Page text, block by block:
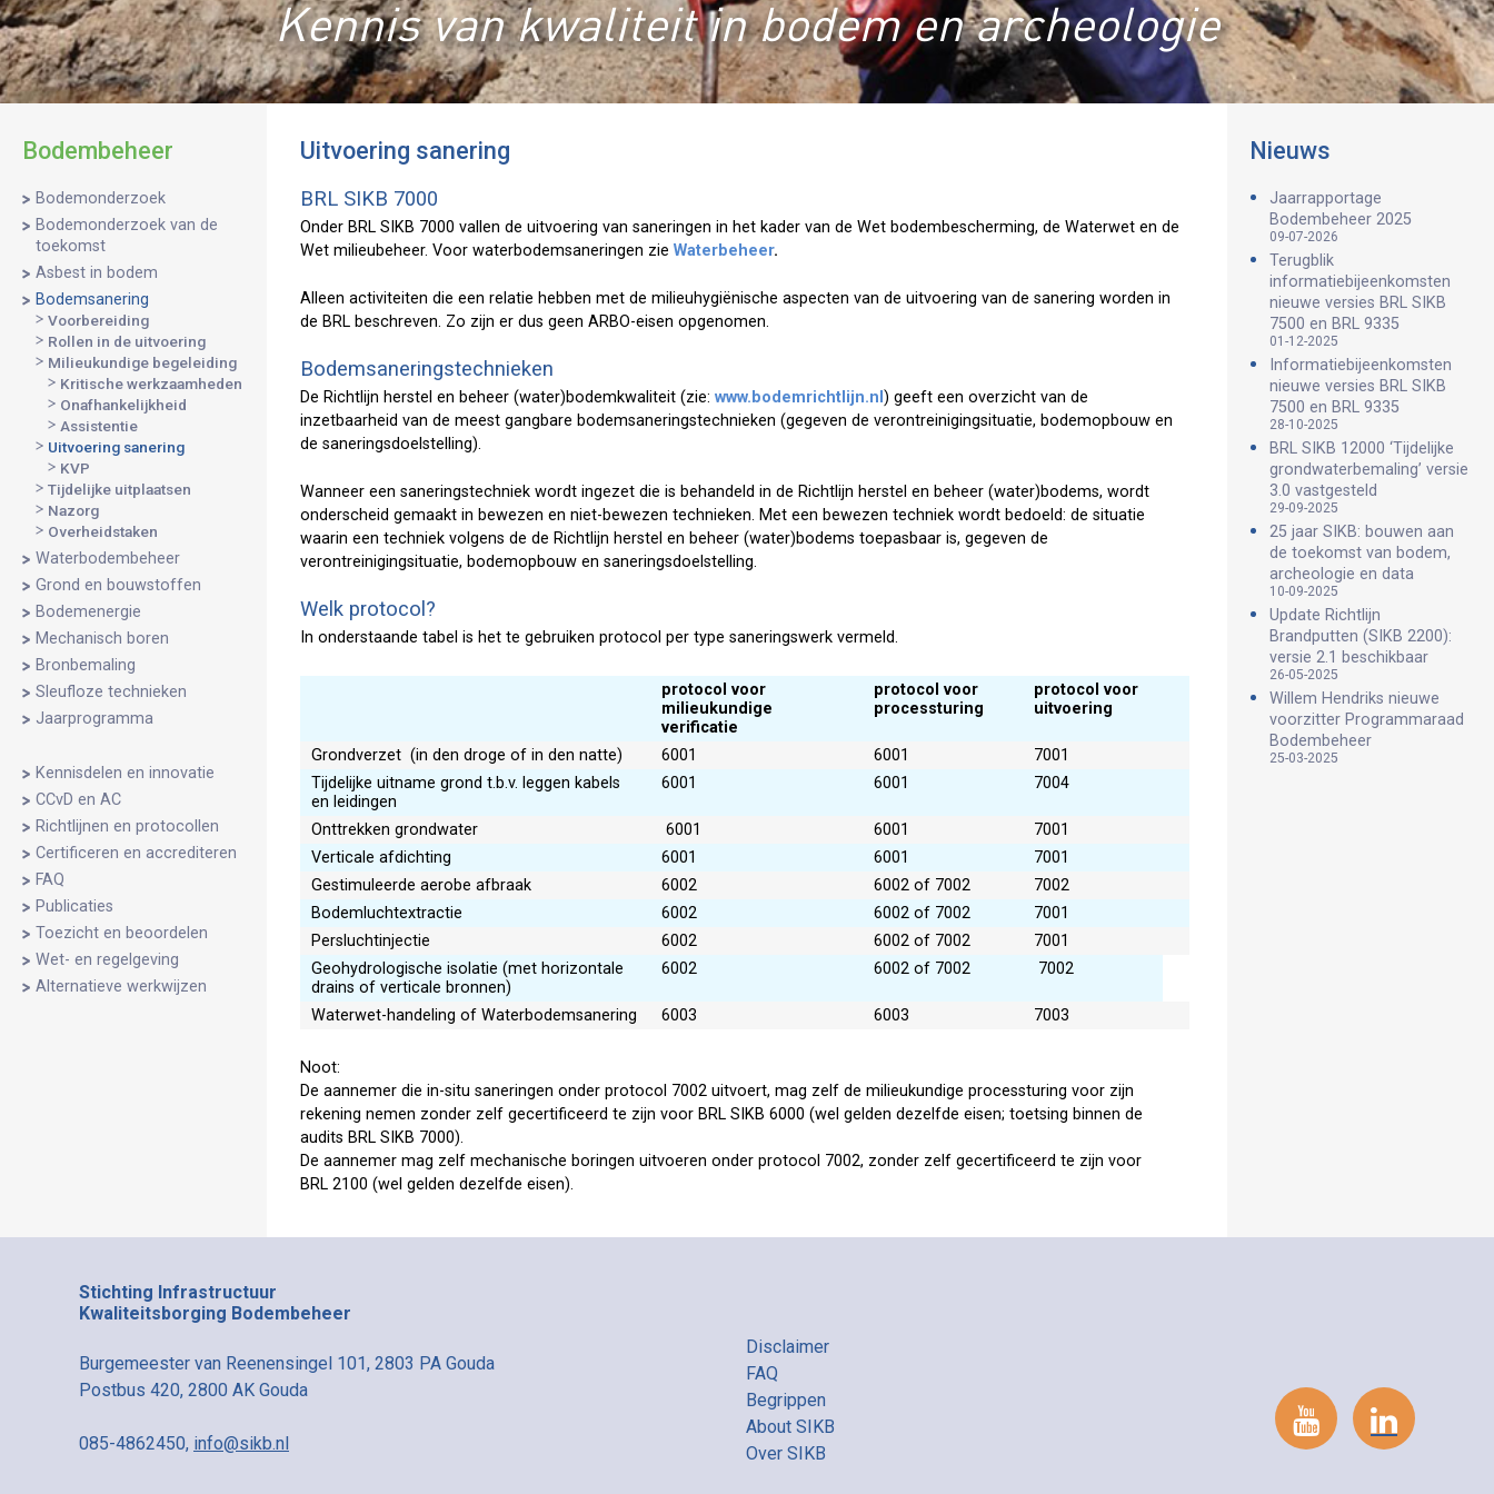
Kennis van kwaliteit in bodem en archeologie
Bodembeheer
Bodemonderzoek
Bodemonderzoek van de
toekomst
Asbest in bodem
Bodemsanering
Voorbereiding
Rollen in de uitvoering
Milieukundige begeleiding
Kritische werkzaamheden
Onafhankelijkheid
Assistentie
Uitvoering sanering
KVP
Tijdelijke uitplaatsen
Nazorg
Overheidstaken
Waterbodembeheer
Grond en bouwstoffen
Bodemenergie
Mechanisch boren
Bronbemaling
Sleufloze technieken
Jaarprogramma
Kennisdelen en innovatie
CCvD en AC
Richtlijnen en protocollen
Certificeren en accrediteren
FAQ
Publicaties
Toezicht en beoordelen
Wet- en regelgeving
Alternatieve werkwijzen
Uitvoering sanering
BRL SIKB 7000
Onder BRL SIKB 7000 vallen de uitvoering van saneringen in het kader van de Wet bodembescherming, de Waterwet en de
Wet milieubeheer. Voor waterbodemsaneringen zie Waterbeheer.
Alleen activiteiten die een relatie hebben met de milieuhygiënische aspecten van de uitvoering van de sanering worden in
de BRL beschreven. Zo zijn er dus geen ARBO-eisen opgenomen.
Bodemsaneringstechnieken
De Richtlijn herstel en beheer (water)bodemkwaliteit (zie: www.bodemrichtlijn.nl ) geeft een overzicht van de
inzetbaarheid van de meest gangbare bodemsaneringstechnieken (gegeven de verontreinigingsituatie, bodemopbouw en
de saneringsdoelstelling).
Wanneer een saneringstechniek wordt ingezet die is behandeld in de Richtlijn herstel en beheer (water)bodems, wordt
onderscheid gemaakt in bewezen en niet-bewezen technieken. Met een bewezen techniek wordt bedoeld: de situatie
waarin een techniek volgens de de Richtlijn herstel en beheer (water)bodems toepasbaar is, gegeven de
verontreinigingsituatie, bodemopbouw en saneringsdoelstelling.
Welk protocol?
In onderstaande tabel is het te gebruiken protocol per type saneringswerk vermeld.
protocol voor
milieukundige
verificatie
protocol voor
processturing
protocol voor
uitvoering
Grondverzet (in den droge of in den natte) 6001 6001
7001
Tijdelijke uitname grond t.b.v. leggen kabels
en leidingen
6001 6001 7004
Onttrekken grondwater 6001 6001
7001
Verticale afdichting
6001 6001
7001
Gestimuleerde aerobe afbraak
6002 6002 of 7002
7002
Bodemluchtextractie
6002 6002 of 7002
7001
Persluchtinjectie
6002 6002 of 7002
7001
Geohydrologische isolatie (met horizontale
drains of verticale bronnen)
6002 6002 of 7002 7002
Waterwet-handeling of Waterbodemsanering 6003 6003 7003
Noot:
De aannemer die in-situ saneringen onder protocol 7002 uitvoert, mag zelf de milieukundige processturing voor zijn
rekening nemen zonder zelf gecertificeerd te zijn voor BRL SIKB 6000 (wel gelden dezelfde eisen; toetsing binnen de
audits BRL SIKB 7000).
De aannemer mag zelf mechanische boringen uitvoeren onder protocol 7002, zonder zelf gecertificeerd te zijn voor
BRL 2100 (wel gelden dezelfde eisen).
Nieuws
Jaarrapportage
Bodembeheer 2025
09-07-2026
Terugblik
informatiebijeenkomsten
nieuwe versies BRL SIKB
7500 en BRL 9335
01-12-2025
Informatiebijeenkomsten
nieuwe versies BRL SIKB
7500 en BRL 9335
28-10-2025
BRL SIKB 12000 ‘Tijdelijke
grondwaterbemaling’ versie
3.0 vastgesteld
29-09-2025
25 jaar SIKB: bouwen aan
de toekomst van bodem,
archeologie en data
10-09-2025
Update Richtlijn
Brandputten (SIKB 2200):
versie 2.1 beschikbaar
26-05-2025
Willem Hendriks nieuwe
voorzitter Programmaraad
Bodembeheer
25-03-2025
Stichting Infrastructuur
Kwaliteitsborging Bodembeheer
Burgemeester van Reenensingel 101, 2803 PA Gouda
Postbus 420, 2800 AK Gouda
085-4862450, info@sikb.nl
Disclaimer
FAQ
Begrippen
About SIKB
Over SIKB